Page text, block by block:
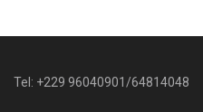
Tel: +229 96040901/64814048